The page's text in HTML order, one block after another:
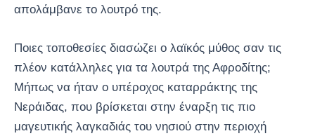
απολάμβανε το λουτρό της.
Ποιες τοποθεσίες διασώζει ο λαϊκός μύθος σαν τις
πλέον κατάλληλες για τα λουτρά της Αφροδίτης;
Μήπως να ήταν ο υπέροχος καταρράκτης της
Νεράιδας, που βρίσκεται στην έναρξη τις πιο
μαγευτικής λαγκαδιάς του νησιού στην περιοχή